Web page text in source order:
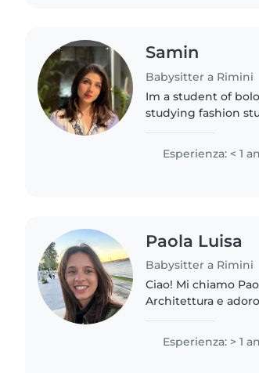
Samin
Babysitter a Rimini
Im a student of
studying fashion
Esperienza: < 1
Paola Luisa
Babysitter a Rimini
Ciao! Mi chiamo
Architettura e
energica, sempre
Esperienza: > 1